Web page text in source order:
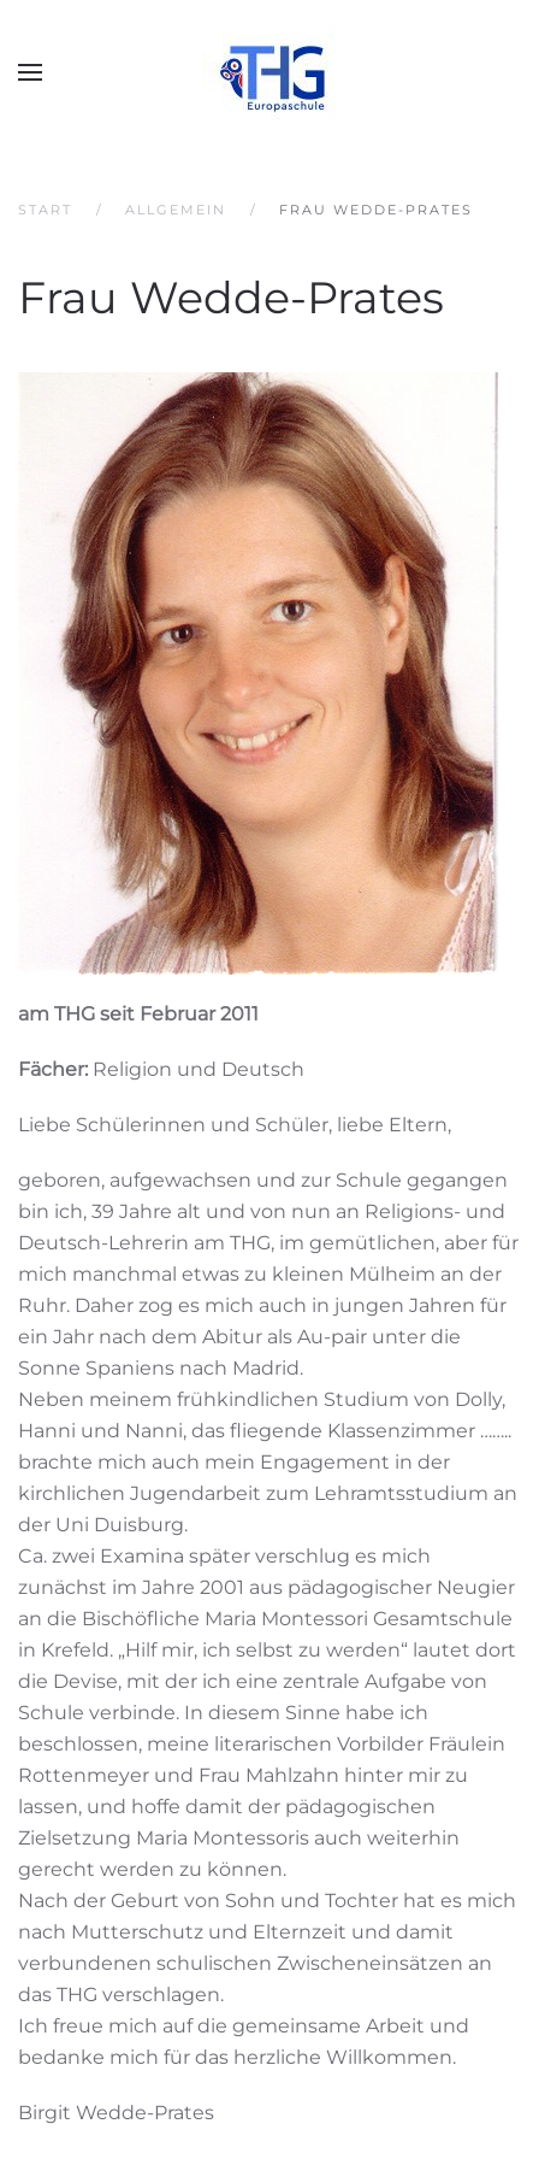
START ALLGEMEIN FRAU WEDDE-PRATES
Frau Wedde-Prates
am THG seit Februar 2011
Fächer: Religion und Deutsch
Liebe Schülerinnen und Schüler, liebe Eltern,
geboren, aufgewachsen und zur Schule gegangen
bin ich, 39 Jahre alt und von nun an Religions- und
Deutsch-Lehrerin am THG, im gemütlichen, aber für
mich manchmal etwas zu kleinen Mülheim an der
Ruhr. Daher zog es mich auch in jungen Jahren für
ein Jahr nach dem Abitur als Au-pair unter die
Sonne Spaniens nach Madrid.
Neben meinem frühkindlichen Studium von Dolly,
Hanni und Nanni, das fliegende Klassenzimmer ……..
brachte mich auch mein Engagement in der
kirchlichen Jugendarbeit zum Lehramtsstudium an
der Uni Duisburg.
Ca. zwei Examina später verschlug es mich
zunächst im Jahre 2001 aus pädagogischer Neugier
an die Bischöfliche Maria Montessori Gesamtschule
in Krefeld. „Hilf mir, ich selbst zu werden“ lautet dort
die Devise, mit der ich eine zentrale Aufgabe von
Schule verbinde. In diesem Sinne habe ich
beschlossen, meine literarischen Vorbilder Fräulein
Rottenmeyer und Frau Mahlzahn hinter mir zu
lassen, und hoffe damit der pädagogischen
Zielsetzung Maria Montessoris auch weiterhin
gerecht werden zu können.
Nach der Geburt von Sohn und Tochter hat es mich
nach Mutterschutz und Elternzeit und damit
verbundenen schulischen Zwischeneinsätzen an
das THG verschlagen.
Ich freue mich auf die gemeinsame Arbeit und
bedanke mich für das herzliche Willkommen.
Birgit Wedde-Prates